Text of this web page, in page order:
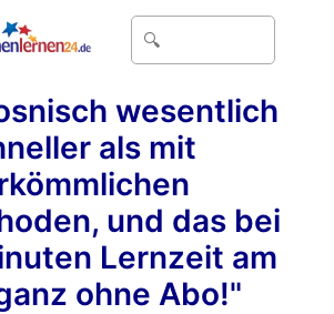
wesentlich
als mit
und das bei
Lernzeit am
ohne Abo!"